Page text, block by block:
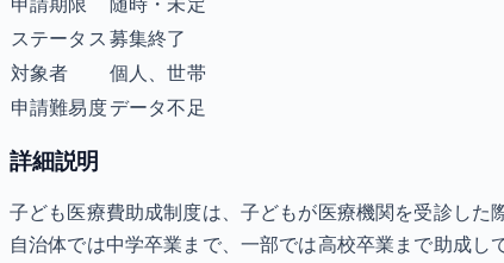
ステータス 募集終了
対象者
個人、世帯
申請難易度データ不足
詳細説明
子ども医療費助成制度は、子どもが医療機関を受診し
自治体では中学卒業まで、一部では高校卒業まで助成